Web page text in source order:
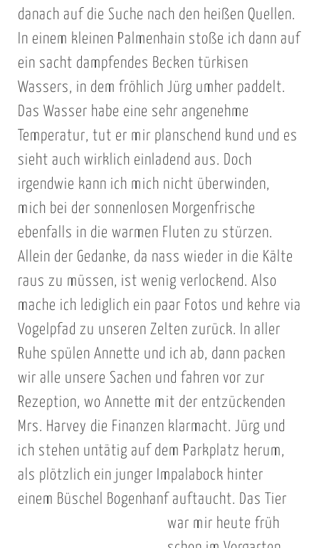
danach auf die Suche nach den heißen Quellen.
In einem kleinen Palmenhain stoße ich dann auf
ein sacht dampfendes Becken türkisen
Wassers, in dem fröhlich Jürg umher paddelt.
Das Wasser habe eine sehr angenehme
Temperatur, tut er mir planschend kund und es
sieht auch wirklich einladend aus. Doch
irgendwie kann ich mich nicht überwinden,
mich bei der sonnenlosen Morgenfrische
ebenfalls in die warmen Fluten zu stürzen.
Allein der Gedanke, da nass wieder in die Kälte
raus zu müssen, ist wenig verlockend. Also
mache ich lediglich ein paar Fotos und kehre via
Vogelpfad zu unseren Zelten zurück. In aller
Ruhe spülen Annette und ich ab, dann packen
wir alle unsere Sachen und fahren vor zur
Rezeption, wo Annette mit der entzückenden
Mrs. Harvey die Finanzen klarmacht. Jürg und
ich stehen untätig auf dem Parkplatz herum,
als plötzlich ein junger Impalabock hinter
einem Büschel Bogenhanf auftaucht. Das Tier
war mir heute früh